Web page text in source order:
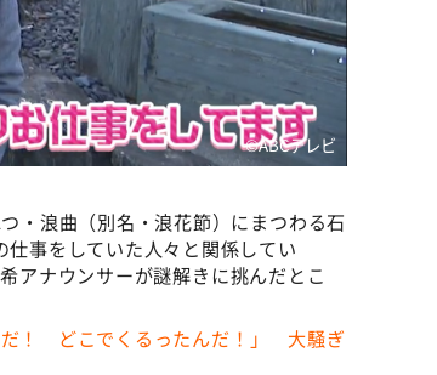
©️ABCテレビ
・浪曲（別名・浪花節）にまつわる石
事をしていた人々と関係してい
ナウンサーが謎解きに挑んだとこ
だ！ どこでくるったんだ！」 大騒ぎ